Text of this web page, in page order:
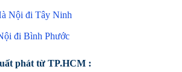
Nội đi Tây Ninh
đi Bình Phước
phát từ TP.HCM :